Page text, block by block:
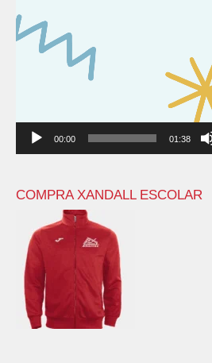
00:00 01:38
COMPRA XANDALL ESCOLAR